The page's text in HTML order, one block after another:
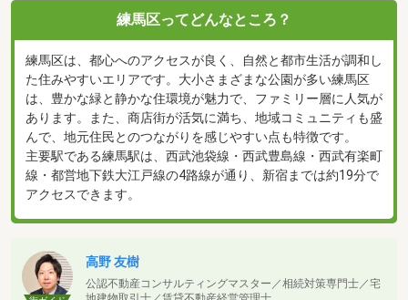
練馬区ってどんなところ？
練馬区は、都心へのアクセスが良く、自然と都市生活が調和し
た住みやすいエリアです。大小さまざまな公園が多い練馬区
は、豊かな緑と静かな住環境が魅力で、ファミリー層に人気が
あります。また、商店街が活気に満ち、地域コミュニティも盛
んで、地元住民とのつながりを感じやすい点も特徴です。
主要駅である練馬駅は、西武池袋線・西武豊島線・西武有楽町
線・都営地下鉄大江戸線の4路線が通り、新宿までは約19分で
アクセスできます。
高野 友樹
公認不動産コンサルティングマスター／相続対策専門士／宅